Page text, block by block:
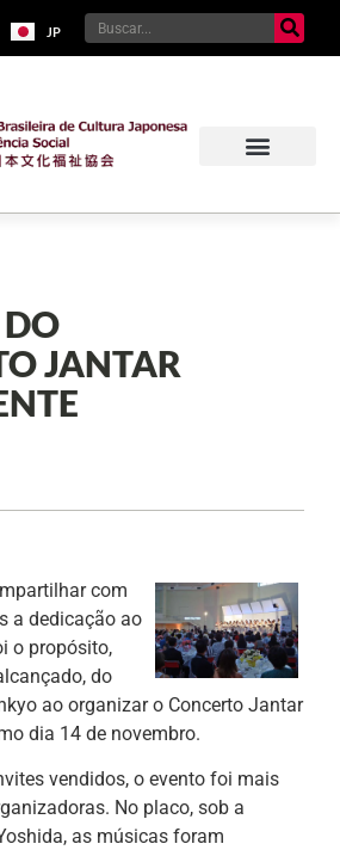
JP
DO
JANTAR
com
a dedicação ao
o propósito,
do
ao organizar o Concerto Jantar
dia 14 de novembro.
vendidos, o evento foi mais
No placo, sob a
as músicas foram